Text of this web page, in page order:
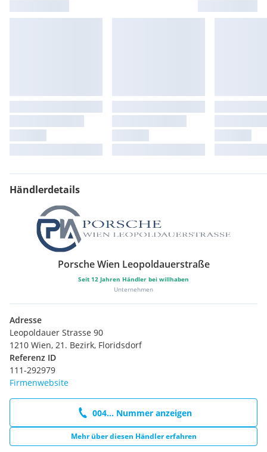
Händlerdetails
Porsche Wien Leopoldauerstraße
Seit 12 Jahren Händler bei willhaben
Unternehmen
Adresse
Leopoldauer Strasse 90
1210 Wien, 21. Bezirk, Floridsdorf
Referenz ID
111-292979
Firmenwebsite
004... Nummer anzeigen
Mehr über diesen Händler erfahren